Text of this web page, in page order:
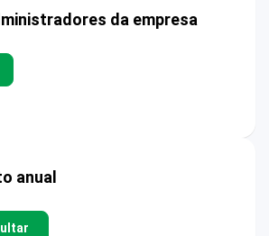
da empresa
anual